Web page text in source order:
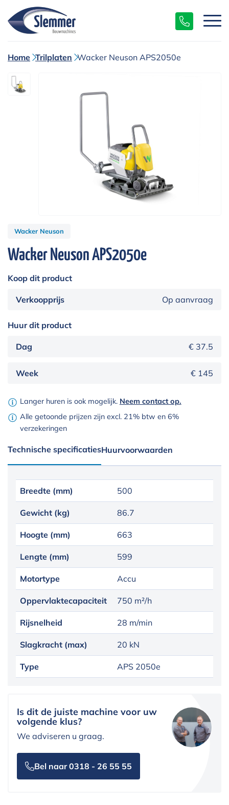
Home Trilplaten Wacker Neuson APS2050e
Wacker Neuson
Wacker Neuson APS2050e
Koop dit product
Verkoopprijs Op aanvraag
Huur dit product
Dag € 37.5
Week € 145
Langer huren is ook mogelijk. Neem contact op.
Alle getoonde prijzen zijn excl. 21% btw en 6%
verzekeringen
Technische specificatiesHuurvoorwaarden
Breedte (mm) 500
Gewicht (kg) 86.7
Hoogte (mm) 663
Lengte (mm) 599
Motortype Accu
Oppervlaktecapaciteit 750 m²/h
Rijsnelheid 28 m/min
Slagkracht (max) 20 kN
Type APS 2050e
Is dit de juiste machine voor uw
volgende klus?
We adviseren u graag.
Bel naar 0318 - 26 55 55